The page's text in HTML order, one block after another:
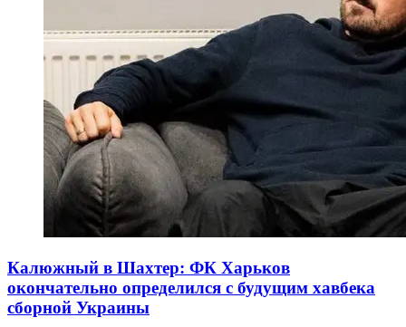
Калюжный в Шахтер: ФК Харьков
окончательно определился с будущим хавбека
сборной Украины